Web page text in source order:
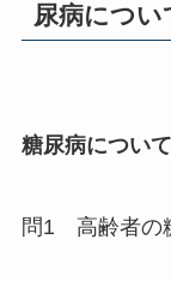
尿病につい
糖尿病につい
問1 高齢者の